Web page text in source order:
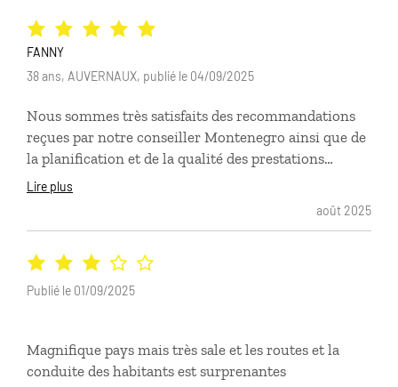
Nous sommes très satisfaits des recommandations
reçues par notre conseiller Montenegro ainsi que de
la planification et de la qualité des prestations
réservées. Bravo!
Lire plus
août 2025
FANNY
38 ans, AUVERNAUX, publié le 04/09/2025
Magnifique pays mais très sale et les routes et la
conduite des habitants est surprenantes
Publié le 01/09/2025